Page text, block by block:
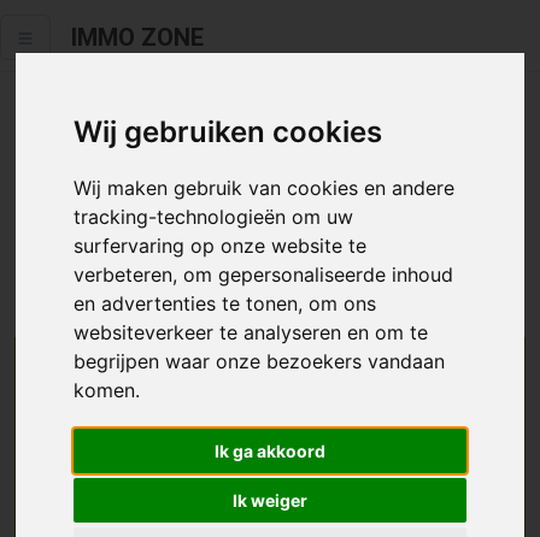
Wij gebruiken cookies
Wij maken gebruik van cookies en andere
tracking-technologieën om uw
surfervaring op onze website te
verbeteren, om gepersonaliseerde inhoud
en advertenties te tonen, om ons
websiteverkeer te analyseren en om te
begrijpen waar onze bezoekers vandaan
komen.
Ik ga akkoord
Ik weiger
IMMO ZONE
Helaas staat dit zoekertje niet
meer online.
Neem zeker een kijkje in ons aanbod te koop
We helpen u graag zoeken
Maak hier een zoekprofiel aan en we houden u op
de hoogte van passend aanbod.